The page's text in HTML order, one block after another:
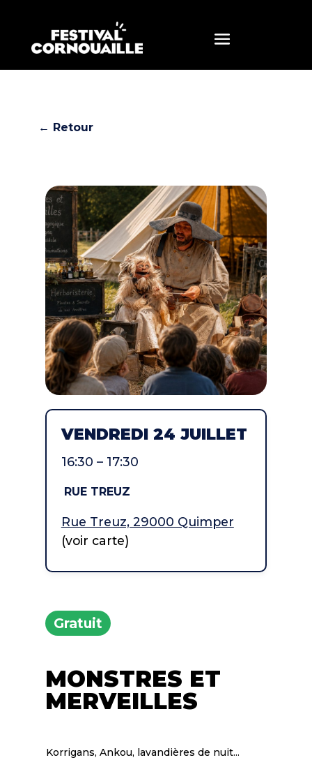
← Retour
VENDREDI 24 JUILLET
16:30 – 17:30
RUE TREUZ
Rue Treuz, 29000 Quimper
(voir carte)
Gratuit
MONSTRES ET
MERVEILLES
Korrigans, Ankou, lavandières de nuit...